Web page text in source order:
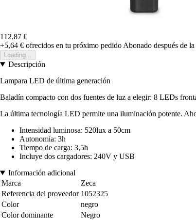
112,87 €
+5,64 € ofrecidos en tu próximo pedido Abonado después de
Loading...
Descripción
Lampara LED de última generación
Baladín compacto con dos fuentes de luz a elegir: 8 LEDs
La última tecnología LED permite una iluminación potente.
Intensidad luminosa: 520lux a 50cm
Autonomía: 3h
Tiempo de carga: 3,5h
Incluye dos cargadores: 240V y USB
Información adicional
Marca
Zeca
Referencia del proveedor 1052325
Color
negro
Color dominante
Negro